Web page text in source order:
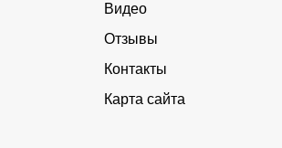
Видео
Отзывы
Контакты
Карта сайта